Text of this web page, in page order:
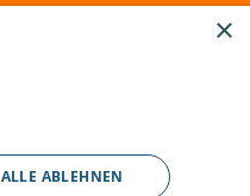
×
ALLE ABLEHNEN